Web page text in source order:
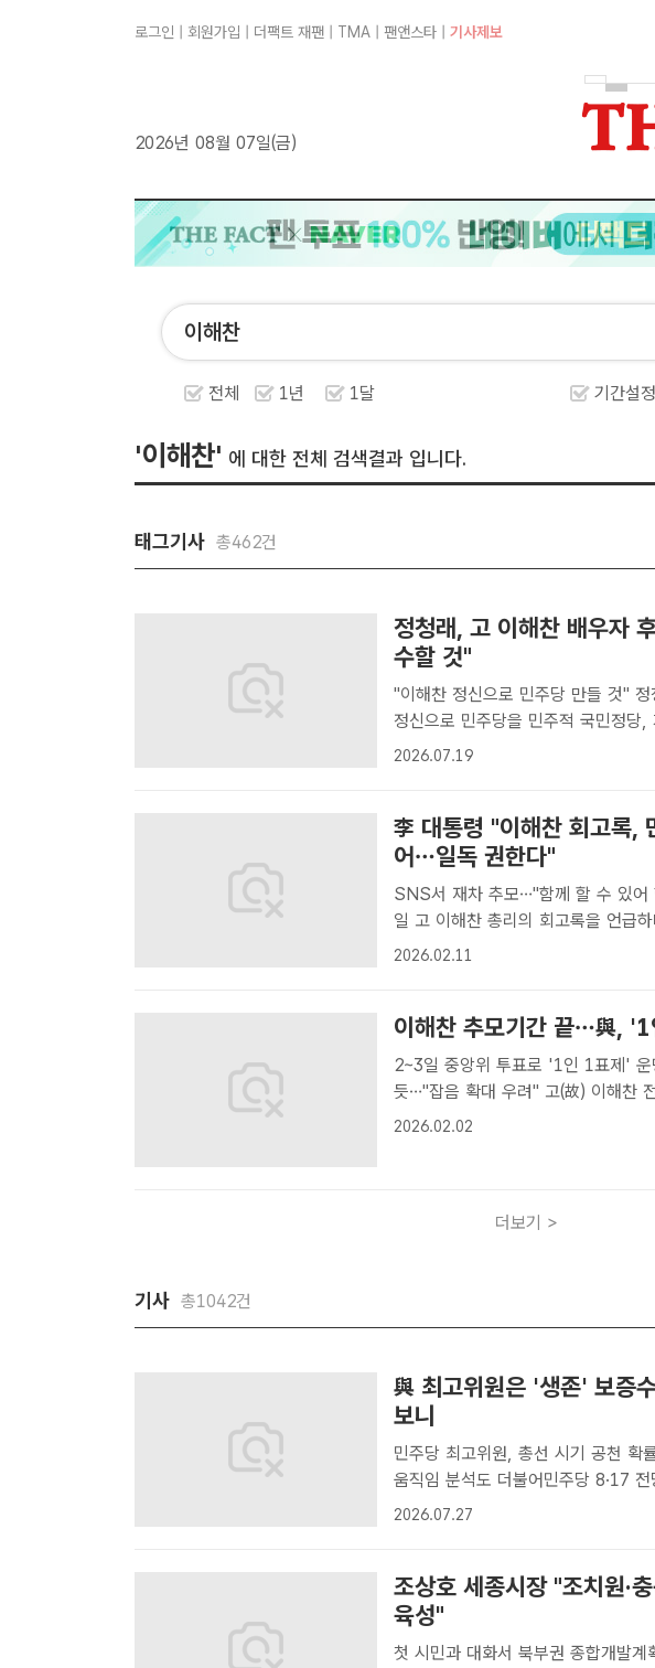
로그인 회원가입 더팩트 재팬 TMA 팬앤스타 기사제보
2026년 08월 07일(금)
전체 1년 1달 기간설
'이해찬' 에 대한 전체 검색결과 입니다.
태그기사 총462건
정청래, 고 이해찬 배우자
수할 것"
"이해찬 정신으로 민주당 만들 것" 정청래 더불어민주당 전 대표가 "이해찬
정신으로 민주당을 민주적 국민정당
다"고 강조했다. /남용희 기자[더팩트
2026.07.19
李 대통령 "이해찬 회고록,
어…일독 권한다"
SNS서 재차 추모…"함께 할 수 있어 행운이자 영
일 고 이해찬 총리의 회고록을 언급
까지 왔는지 되새기고 싶은 모든 분
2026.02.11
이해찬 추모기간 끝…與, '1
2~3일 중앙위 투표로 '1인 1표제'
듯…"잡음 확대 우려" 고(故) 이해찬 전 국무총리 별세로 더불어민주당이 정
한 추모 기간이 주말을 거치며 종료
2026.02.02
더보기 >
기사 총1042건
與 최고위원은 '생존' 보증
보니
민주당 최고위원, 총선 시기 공천 확
움직임 분석도 더불어민주당 8·17 전당대회 최고위원 선거 경쟁률이 치솟
은 배경에는 2028년 총선 공천이 있
2026.07.27
조상호 세종시장 "조치원·
육성"
첫 시민과 대화서 북부권 종합개발계